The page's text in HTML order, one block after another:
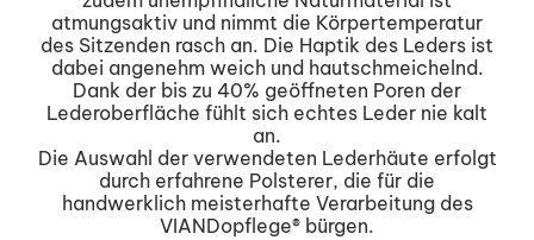
atmungsaktiv und nimmt die Körpertemperatur
des Sitzenden rasch an. Die Haptik des Leders ist
dabei angenehm weich und hautschmeichelnd.
Dank der bis zu 40% geöffneten Poren der
Lederoberfläche fühlt sich echtes Leder nie kalt
an.
Die Auswahl der verwendeten Lederhäute erfolgt
durch erfahrene Polsterer, die für die
handwerklich meisterhafte Verarbeitung des
VIANDopflege® bürgen.